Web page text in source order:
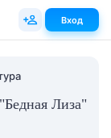
Лиза"
Вход